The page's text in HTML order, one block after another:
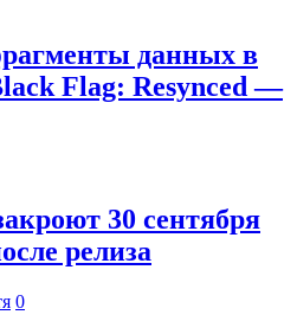
данных в
Flag: Resynced —
30 сентября
релиза
0